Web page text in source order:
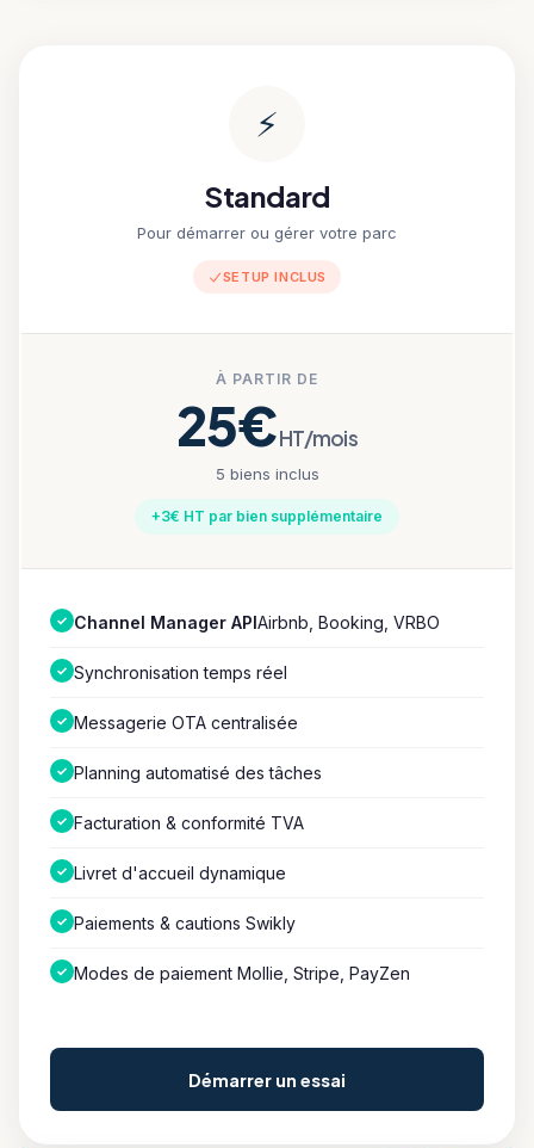
⚡
Standard
Pour démarrer ou gérer votre parc
SETUP INCLUS
À PARTIR DE
25€HT/mois
5 biens inclus
+3€ HT par bien supplémentaire
✓ Channel Manager APIAirbnb, Booking, VRBO
✓ Synchronisation temps réel
✓ Messagerie OTA centralisée
✓ Planning automatisé des tâches
✓ Facturation & conformité TVA
✓ Livret d'accueil dynamique
✓ Paiements & cautions Swikly
✓ Modes de paiement Mollie, Stripe, PayZen
Démarrer un essai